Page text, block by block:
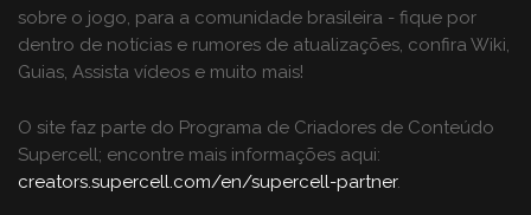
sobre o jogo, para a comunidade brasileira - fique por
dentro de notícias e rumores de atualizações, confira Wiki,
Guias, Assista vídeos e muito mais!
O site faz parte do Programa de Criadores de Conteúdo
Supercell; encontre mais informações aqui:
creators.supercell.com/en/supercell-partner.